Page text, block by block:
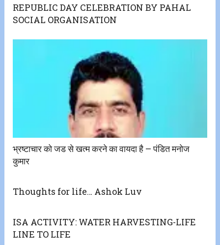
REPUBLIC DAY CELEBRATION BY PAHAL
SOCIAL ORGANISATION
भ्रष्टाचार को जड से खत्म करने का वायदा है – पंडित मनोज
कुमार
Thoughts for life… Ashok Luv
ISA ACTIVITY: WATER HARVESTING-LIFE
LINE TO LIFE